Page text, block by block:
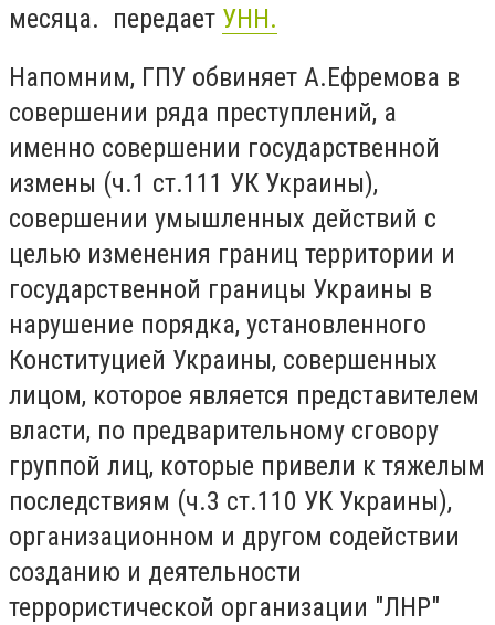
месяца. передает УНН.
Напомним, ГПУ обвиняет А.Ефремова в
совершении ряда преступлений, а
именно совершении государственной
измены (ч.1 ст.111 УК Украины),
совершении умышленных действий с
целью изменения границ территории и
государственной границы Украины в
нарушение порядка, установленного
Конституцией Украины, совершенных
лицом, которое является представителем
власти, по предварительному сговору
группой лиц, которые привели к тяжелым
последствиям (ч.3 ст.110 УК Украины),
организационном и другом содействии
созданию и деятельности
террористической организации "ЛНР"